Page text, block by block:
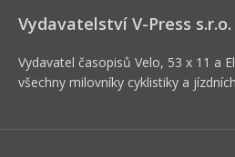
Vydavatelství V-Press s.r.o.
Vydavatel časopisů Velo, 53 x 11 a
všechny milovníky cyklistiky a